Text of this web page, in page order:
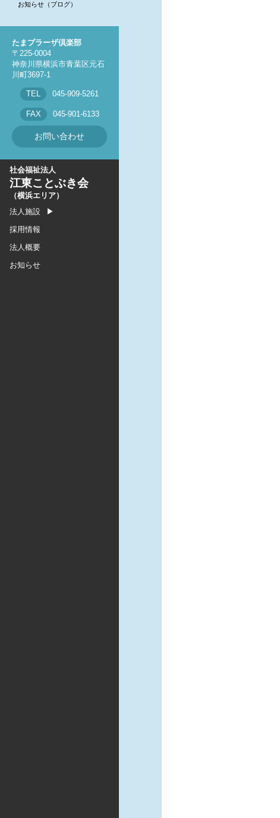
お知らせ（ブログ）
たまプラーザ倶楽部
〒225-0004
神奈川県横浜市青葉区元石
川町3697-1
TEL 045-909-5261
FAX 045-901-6133
お問い合わせ
社会福祉法人
江東ことぶき会
（横浜エリア）
法人施設
採用情報
法人概要
お知らせ
オハナ鶴ヶ峰保育園
オハナ鶴見保育園